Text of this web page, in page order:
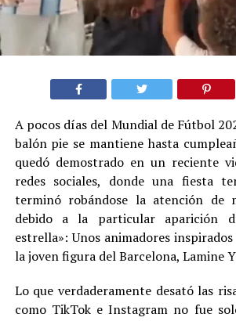
A pocos días del Mundial de Fútbol
balón pie se mantiene hasta
quedó demostrado en un reciente
redes sociales, donde una fiesta
terminó robándose la atención de
debido a la particular aparición
estrella»: Unos animadores
la joven figura del Barcelona, Lamine
Lo que verdaderamente desató las
como TikTok e Instagram no fue